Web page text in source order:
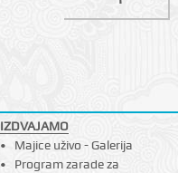
IZDVAJAMO
Majice uživo - Galerija
Program zarade za